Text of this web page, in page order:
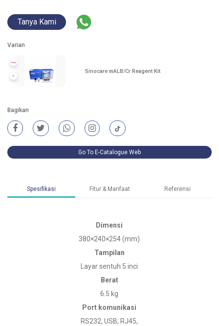
Tanya Kami
Varian
Sinocare mALB/Cr Reagent Kit
Bagikan
Go To E-Catalogue Web
Spesifikasi Fitur & Manfaat Referensi
Dimensi
380×240×254 (mm)
Tampilan
Layar sentuh 5 inci
Berat
6.5 kg
Port komunikasi
RS232, USB, RJ45,